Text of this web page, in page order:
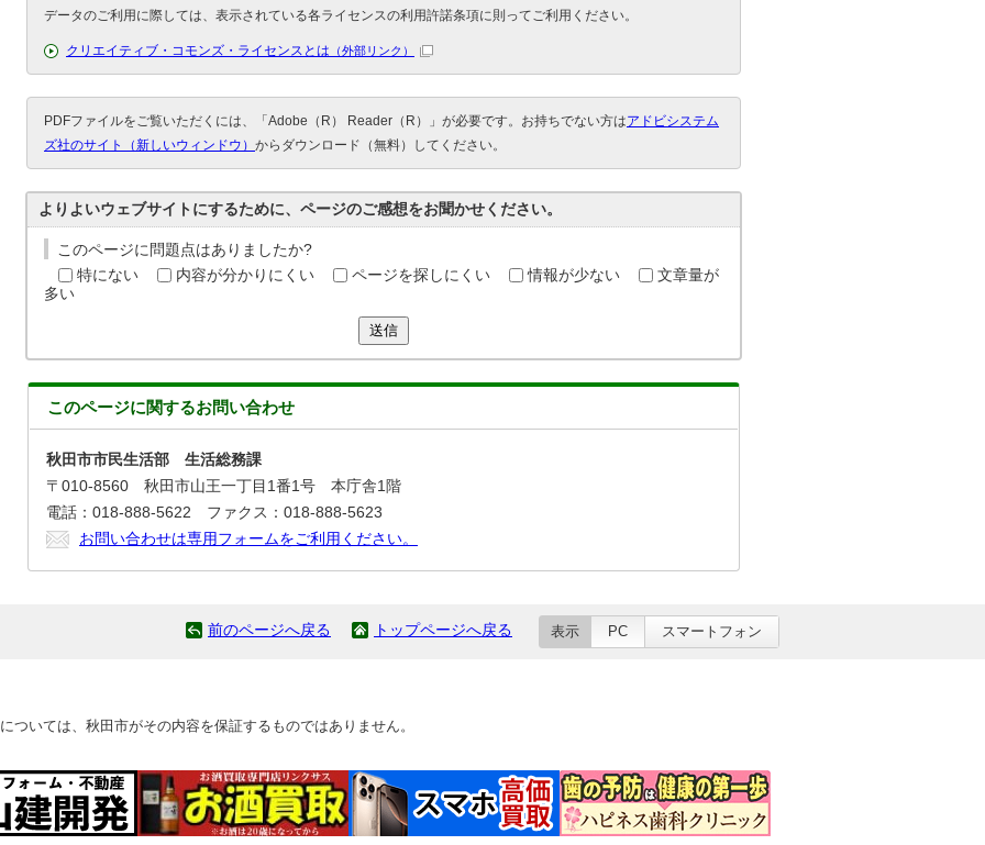
データのご利用に際しては、表示されている各ライセンスの利用許諾条項に則ってご利用ください。
クリエイティブ・コモンズ・ライセンスとは （外部リンク）
PDFファイルをご覧いただくには、「Adobe（R） Reader（R）」が必要です。お持ちでない方はアドビシステム
ズ社のサイト（新しいウィンドウ） からダウンロード（無料）してください。
よりよいウェブサイトにするために、ページのご感想をお聞かせください。
このページに問題点はありましたか?
特にない
内容が分かりにくい ページを探しにくい 情報が少ない
文章量が
多い
送信
このページに関するお問い合わせ
秋田市市民生活部 生活総務課
〒010-8560 秋田市山王一丁目1番1号 本庁舎1階
電話：018-888-5622 ファクス：018-888-5623
お問い合わせは専用フォームをご利用ください。
前のページへ戻る トップページへ戻る 表示 PC スマートフォン
ついては、秋田市がその内容を保証するものではありません。